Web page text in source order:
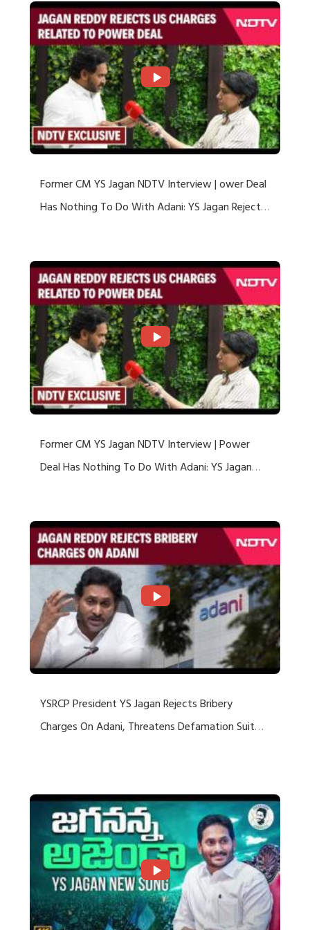
Former CM YS Jagan NDTV Interview | ower Deal
Has Nothing To Do With Adani: YS Jagan Rejects
Former CM YS Jagan NDTV Interview | Power
Deal Has Nothing To Do With Adani: YS Jagan
YSRCP President YS Jagan Rejects Bribery
Charges On Adani, Threatens Defamation Suit